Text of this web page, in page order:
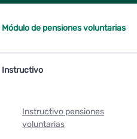
Módulo de pensiones voluntarias
Instructivo
Instructivo pensiones
voluntarias